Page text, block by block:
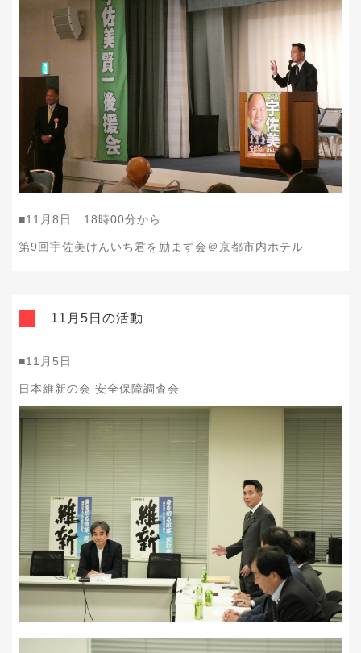
■11月8日 18時00分から
第9回宇佐美けんいち君を励ます会＠京都市内ホテル
11月5日の活動
■11月5日
日本維新の会 安全保障調査会